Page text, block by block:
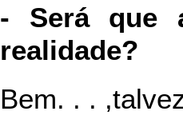
- Será que
realidade?
Bem. . .